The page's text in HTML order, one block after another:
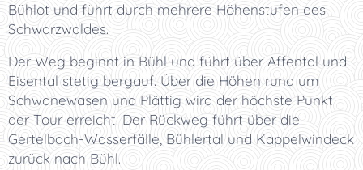
Bühlot und führt durch mehrere Höhenstufen des
Schwarzwaldes.
Der Weg beginnt in Bühl und führt über Affental und
Eisental stetig bergauf. Über die Höhen rund um
Schwanewasen und Plättig wird der höchste Punkt
der Tour erreicht. Der Rückweg führt über die
Gertelbach-Wasserfälle, Bühlertal und Kappelwindeck
zurück nach Bühl.